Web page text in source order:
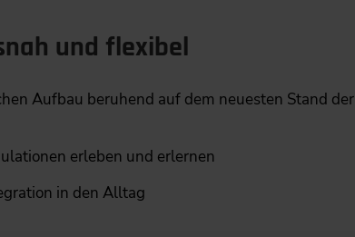
und flexibel
Aufbau beruhend auf dem neuesten Stand der
erleben und erlernen
in den Alltag